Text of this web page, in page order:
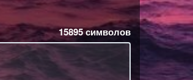
15895символов